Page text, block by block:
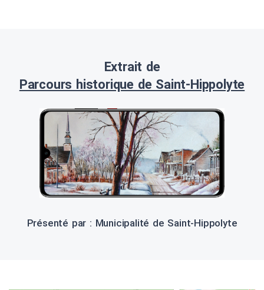
Extrait de
Parcours historique de Saint-Hippolyte
Présenté par : Municipalité de Saint-Hippolyte